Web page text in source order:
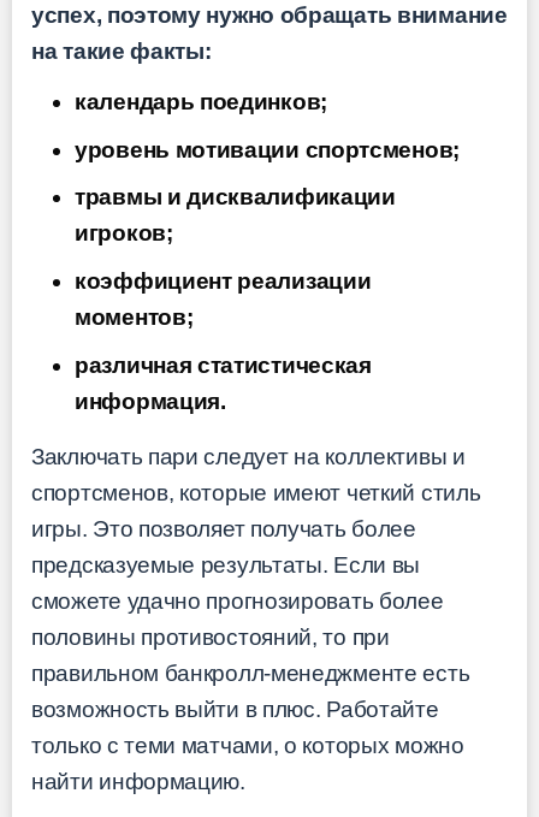
успех, поэтому нужно обращать внимание
на такие факты:
календарь поединков;
уровень мотивации спортсменов;
травмы и дисквалификации
игроков;
коэффициент реализации
моментов;
различная статистическая
информация.
Заключать пари следует на коллективы и
спортсменов, которые имеют четкий стиль
игры. Это позволяет получать более
предсказуемые результаты. Если вы
сможете удачно прогнозировать более
половины противостояний, то при
правильном банкролл-менеджменте есть
возможность выйти в плюс. Работайте
только с теми матчами, о которых можно
найти информацию.